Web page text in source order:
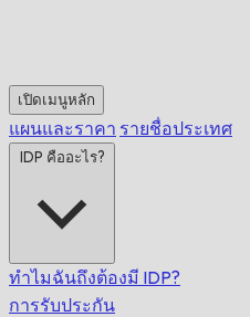
เปิดเมนูหลัก
แผนและราคา รายชื่อประเทศ
IDP คืออะไร?
ทำไมฉันถึงต้องมี IDP?
การรับประกัน